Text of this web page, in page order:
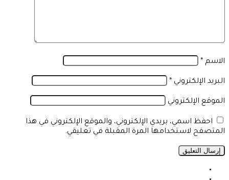
الاسم *
البريد الإلكتروني *
الموقع الإلكتروني
احفظ اسمي، بريدي الإلكتروني، والموقع الإلكتروني في هذا
المتصفح لاستخدامها المرة المقبلة في تعليقي.